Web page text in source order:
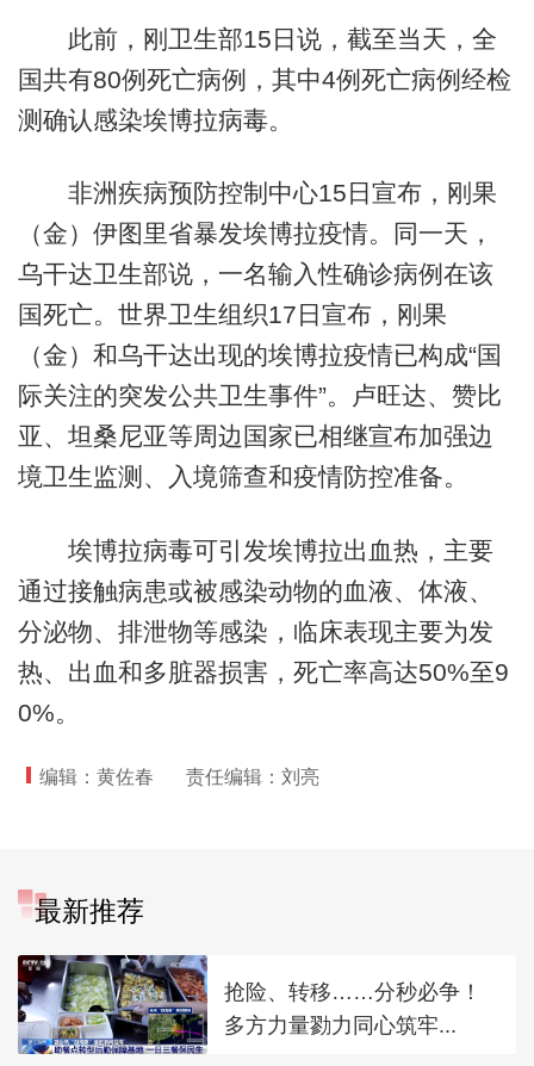
此前，刚卫生部15日说，截至当天，全
国共有80例死亡病例，其中4例死亡病例经检
测确认感染埃博拉病毒。
非洲疾病预防控制中心15日宣布，刚果
（金）伊图里省暴发埃博拉疫情。同一天，
乌干达卫生部说，一名输入性确诊病例在该
国死亡。世界卫生组织17日宣布，刚果
（金）和乌干达出现的埃博拉疫情已构成“国
际关注的突发公共卫生事件”。卢旺达、赞比
亚、坦桑尼亚等周边国家已相继宣布加强边
境卫生监测、入境筛查和疫情防控准备。
埃博拉病毒可引发埃博拉出血热，主要
通过接触病患或被感染动物的血液、体液、
分泌物、排泄物等感染，临床表现主要为发
热、出血和多脏器损害，死亡率高达50%至9
0%。
编辑：黄佐春 责任编辑：刘亮
最新推荐
抢险、转移……分秒必争！
多方力量勠力同心筑牢...